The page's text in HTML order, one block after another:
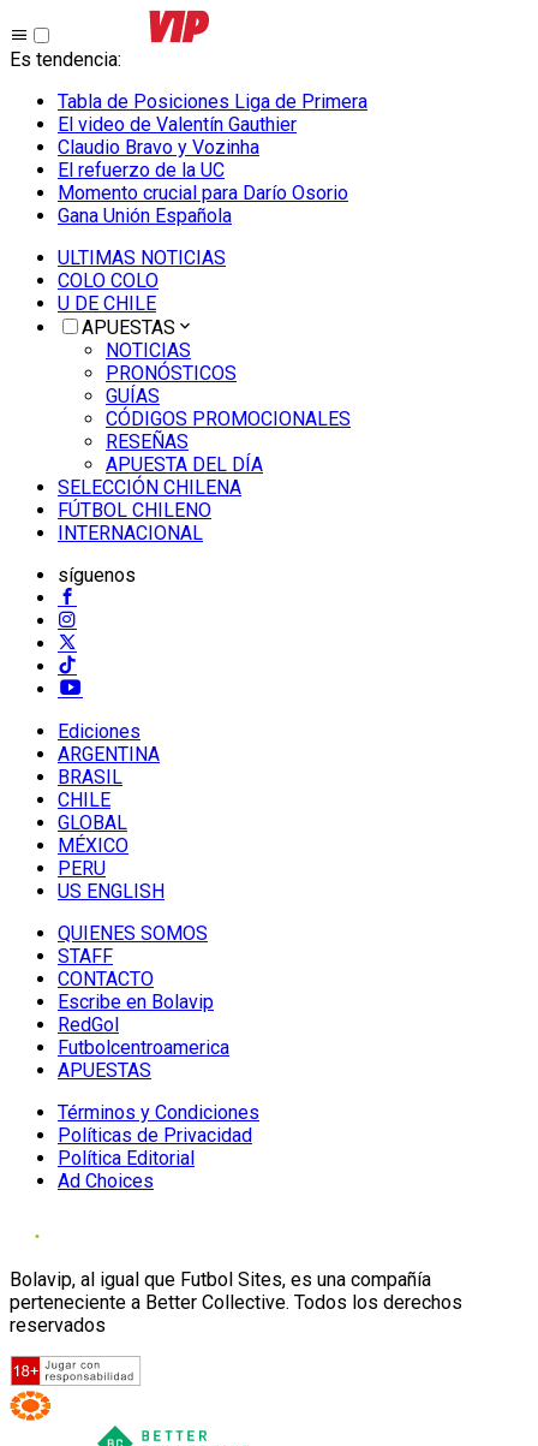
Es tendencia:
Tabla de Posiciones Liga de Primera
El video de Valentín Gauthier
Claudio Bravo y Vozinha
El refuerzo de la UC
Momento crucial para Darío Osorio
Gana Unión Española
ULTIMAS NOTICIAS
COLO COLO
U DE CHILE
APUESTAS
NOTICIAS
PRONÓSTICOS
GUÍAS
CÓDIGOS PROMOCIONALES
RESEÑAS
APUESTA DEL DÍA
SELECCIÓN CHILENA
FÚTBOL CHILENO
INTERNACIONAL
síguenos
Ediciones
ARGENTINA
BRASIL
CHILE
GLOBAL
MÉXICO
PERU
US ENGLISH
QUIENES SOMOS
STAFF
CONTACTO
Escribe en Bolavip
RedGol
Futbolcentroamerica
APUESTAS
Términos y Condiciones
Políticas de Privacidad
Política Editorial
Ad Choices
Bolavip, al igual que Futbol Sites, es una compañía
perteneciente a Better Collective. Todos los derechos
reservados